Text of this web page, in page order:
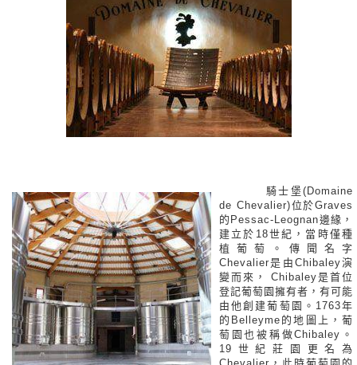
騎士堡(Domaine
de Chevalier)位於Graves
的Pessac-Leognan邊緣，
建立於18世紀，當時僅種
植葡萄。傳聞名字
Chevalier是由Chibaley演
變而來， Chibaley是首位
登記葡萄園擁有者，有可能
由他創建葡萄園。1763年
的Belleyme的地圖上，葡
萄園也被稱做Chibaley。
19世紀莊園更名為